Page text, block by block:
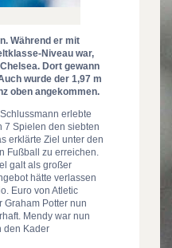
Während er mit
Niveau war,
Dort gewann
wurde der 1,97 m
oben angekommen.
erlebte
7 Spielen den siebten
erklärte Ziel unter den
Fußball zu erreichen.
galt als großer
hätte verlassen
Euro von Atletic
Potter nun
Mendy war nun
den Kader